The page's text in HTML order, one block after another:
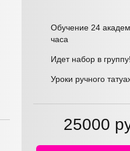
Обучение 24
часа
Идет набор в группу!
Уроки ручного
25000